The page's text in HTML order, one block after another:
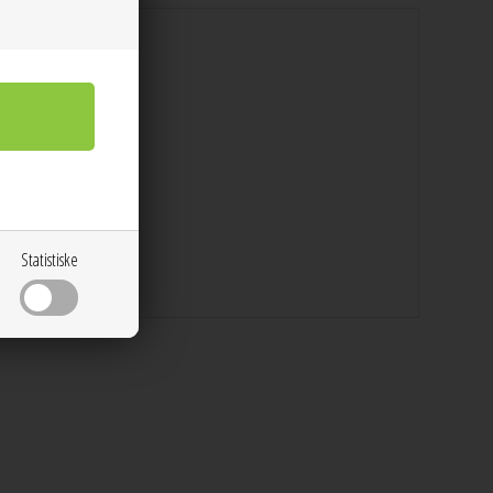
Statistiske